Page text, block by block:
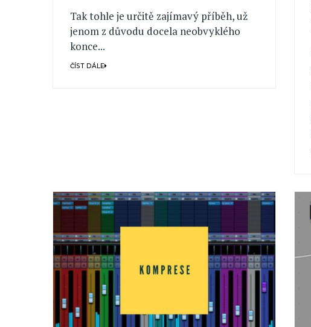
Tak tohle je určitě zajímavý příběh, už
jenom z důvodu docela neobvyklého
konce...
ČÍST DÁLE